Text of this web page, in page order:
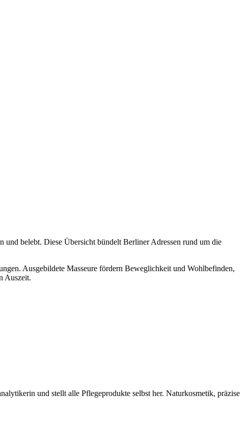
und belebt. Diese Übersicht bündelt Berliner Adressen rund um die
Ausgebildete Masseure fördern Beweglichkeit und Wohlbefinden,
Auszeit.
und stellt alle Pflegeprodukte selbst her. Naturkosmetik, präzise